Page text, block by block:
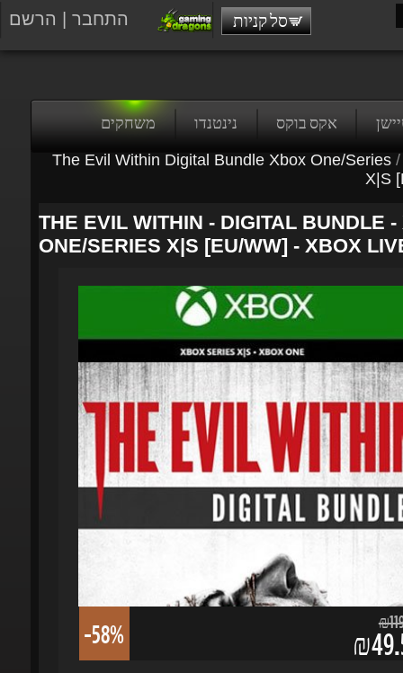
התחבר הרשם סל קניות
אקס בוקס נינטנדו משחקים
/
The Evil Within Digital Bundle Xbox One/Series
X|S
THE EVIL WITHIN - DIGITAL BUNDLE -
ONE/SERIES X|S [EU/WW] - XBOX LIVE
-58%